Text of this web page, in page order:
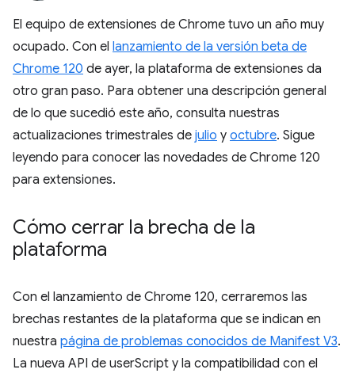
El equipo de extensiones de Chrome tuvo un año muy
ocupado. Con el lanzamiento de la versión beta de
Chrome 120 de ayer, la plataforma de extensiones da
otro gran paso. Para obtener una descripción general
de lo que sucedió este año, consulta nuestras
actualizaciones trimestrales de julio y octubre. Sigue
leyendo para conocer las novedades de Chrome 120
para extensiones.
Cómo cerrar la brecha de la
plataforma
Con el lanzamiento de Chrome 120, cerraremos las
brechas restantes de la plataforma que se indican en
nuestra página de problemas conocidos de Manifest V3.
La nueva API de userScript y la compatibilidad con el